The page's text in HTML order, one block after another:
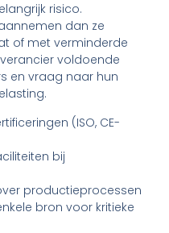
risico.
dan ze
of met verminderde
voldoende
en vraag naar hun
(ISO, CE-
bij
productieprocessen
bron voor kritieke